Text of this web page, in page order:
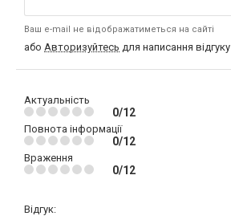
Ваш e-mail не відображатиметься на сайті
або Авторизуйтесь для написання відгуку
Актуальність
0/12
Повнота інформації
0/12
Враження
0/12
Відгук: